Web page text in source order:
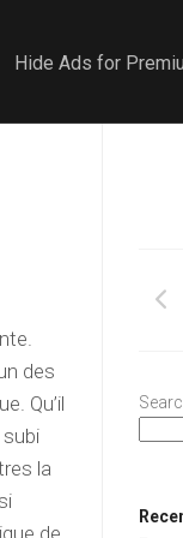
Hide Ads for
des
Qu’il
subi
la
de